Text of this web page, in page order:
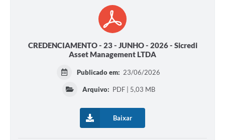
CREDENCIAMENTO - 23 - JUNHO - 2026 - Sicredi
Asset Management LTDA
Publicado em: 23/06/2026
Arquivo: PDF | 5,03 MB
Baixar